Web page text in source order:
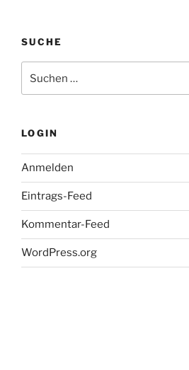
SUCHE
nach:
LOGIN
Anmelden
Eintrags-Feed
Kommentar-Feed
WordPress.org